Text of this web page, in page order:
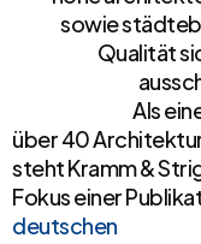
sowie
Qualität
Als
über 40
steht Kramm &
Fokus einer
deutschen